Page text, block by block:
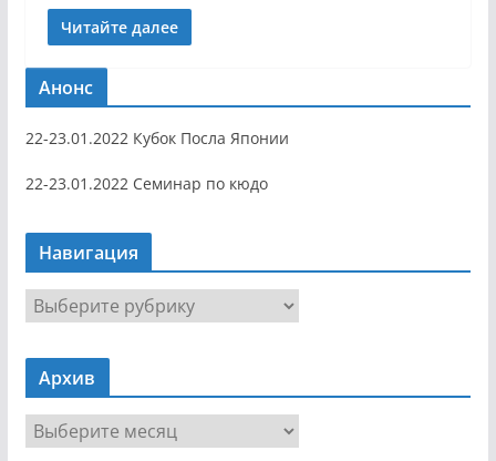
Читайте далее
Анонс
22-23.01.2022 Кубок Посла Японии
22-23.01.2022 Семинар по кюдо
Навигация
Н
а
в
г
Архив
р